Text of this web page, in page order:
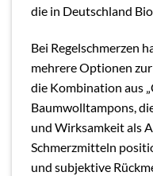
die in Deutschland
Bei Regelschmerzen
mehrere Optionen
die Kombination aus
Baumwolltampons,
und Wirksamkeit als
Schmerzmitteln
und subjektive